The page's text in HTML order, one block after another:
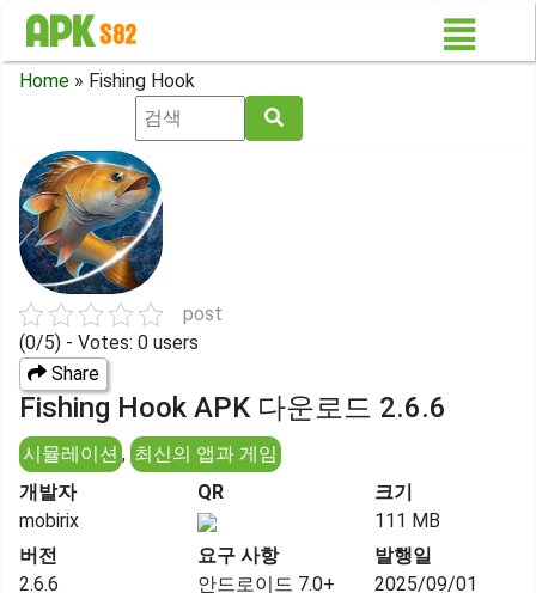
Home » Fishing Hook
post
(0/5) - Votes: 0 users
Share
Fishing Hook APK 다운로드 2.6.6
시뮬레이션 , 최신의 앱과 게임
개발자
mobirix
QR
크기
111 MB
버전
2.6.6
요구 사항
안드로이드 7.0+
발행일
2025/09/01